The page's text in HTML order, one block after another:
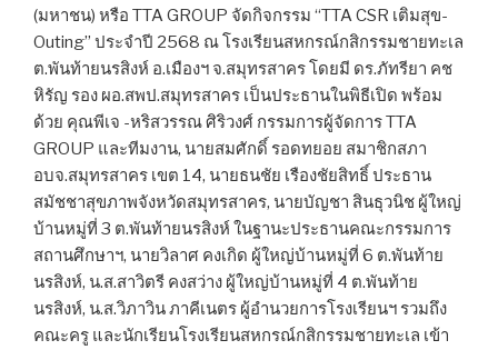
(มหาชน) หรือ TTA GROUP จัดกิจกรรม “TTA CSR เติมสุข-
Outing” ประจำปี 2568 ณ โรงเรียนสหกรณ์กสิกรรมชายทะเล
ต.พันท้ายนรสิงห์ อ.เมืองฯ จ.สมุทรสาคร โดยมี ดร.ภัทรียา คช
หิรัญ รอง ผอ.สพป.สมุทรสาคร เป็นประธานในพิธีเปิด พร้อม
ด้วย คุณพีเจ -หริสวรรณ ศิริวงศ์ กรรมการผู้จัดการ TTA
GROUP และทีมงาน, นายสมศักดิ์ รอดทยอย สมาชิกสภา
อบจ.สมุทรสาคร เขต 14, นายธนชัย เรืองชัยสิทธิ์ ประธาน
สมัชชาสุขภาพจังหวัดสมุทรสาคร, นายบัญชา สินธุวนิช ผู้ใหญ่
บ้านหมู่ที่ 3 ต.พันท้ายนรสิงห์ ในฐานะประธานคณะกรรมการ
สถานศึกษาฯ, นายวิลาศ คงเกิด ผู้ใหญ่บ้านหมู่ที่ 6 ต.พันท้าย
นรสิงห์, น.ส.สาวิตรี คงสว่าง ผู้ใหญ่บ้านหมู่ที่ 4 ต.พันท้าย
นรสิงห์, น.ส.วิภาวิน ภาคีเนตร ผู้อำนวยการโรงเรียนฯ รวมถึง
คณะครู และนักเรียนโรงเรียนสหกรณ์กสิกรรมชายทะเล เข้า